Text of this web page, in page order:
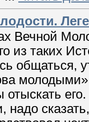
Вечной
из таких
общаться,
отыскать
надо